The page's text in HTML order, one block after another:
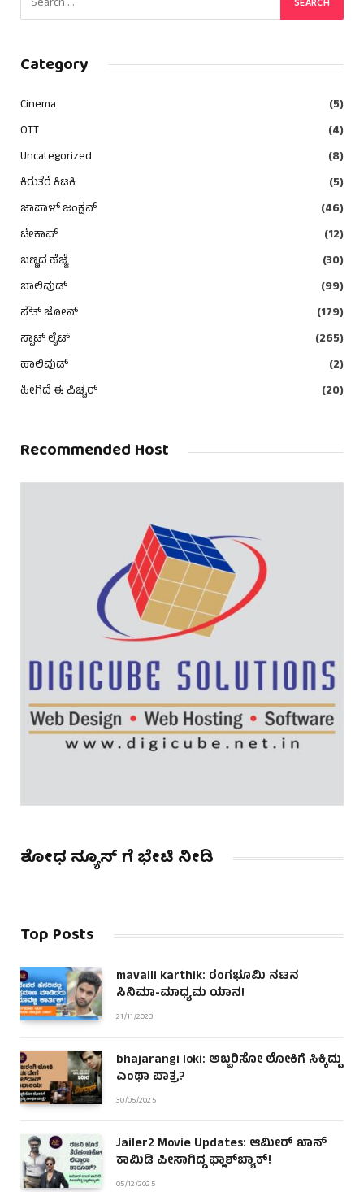
Category
Cinema
(5)
OTT
(4)
Uncategorized
(8)
ಕಿರುತೆರೆ ಕಿಟಕಿ
(5)
ಜಾಪಾಳ್ ಜಂಕ್ಷನ್
(46)
ಟೇಕಾಫ್
(12)
ಬಣ್ಣದ ಹೆಜ್ಜೆ
(30)
ಬಾಲಿವುಡ್
(99)
ಸೌತ್ ಜೋನ್
(179)
ಸ್ಪಾಟ್ ಲೈಟ್
(265)
ಹಾಲಿವುಡ್
(2)
ಹೀಗಿದೆ ಈ ಪಿಚ್ಚರ್
(20)
Recommended Host
ಶೋಧ ನ್ಯೂಸ್ ಗೆ ಭೇಟಿ ನೀಡಿ
Top Posts
mavalli karthik: ರಂಗಭೂಮಿ ನಟನ
ಸಿನಿಮಾ-ಮಾಧ್ಯಮ ಯಾನ!
21/11/2023
bhajarangi loki: ಅಬ್ಬರಿಸೋ ಲೋಕಿಗೆ ಸಿಕ್ಕಿದ್ದು
ಎಂಥಾ ಪಾತ್ರ?
30/05/2025
Jailer2 Movie Updates: ಆಮೀರ್ ಖಾನ್
ಕಾಮಿಡಿ ಪೀಸಾಗಿದ್ದ ಫ್ಲಾಶ್‌ಬ್ಯಾಕ್!
05/12/2025